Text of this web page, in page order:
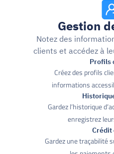
Gestion
Notez des
clients et accédez à
Profils
Créez des profils
informations
Gardez l’historique
enregistrez
Crédit
Gardez une traçabilité